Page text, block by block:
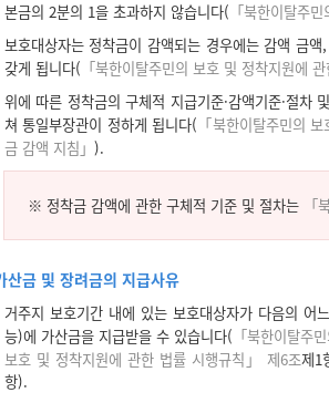
본금의 2분의 1을 초과하지 않습니다( 「북한이탈주
보호대상자는 정착금이 감액되는 경우에는 감액 금
갖게 됩니다( 「북한이탈주민의 보호 및 정착지원에
위에 따른 정착금의 구체적 지급기준·감액기준·절차
쳐 통일부장관이 정하게 됩니다( 「북한이탈주민의
금 감액 지침」 ).
※ 정착금 감액에 관한 구체적 기준 및 절차는 「
산금 및 장려금의 지급사유
거주지 보호기간 내에 있는 보호대상자가 다음의 어
능)에 가산금을 지급받을 수 있습니다( 「북한이탈주
보호 및 정착지원에 관한 법률 시행규칙」 제6조제1
항).